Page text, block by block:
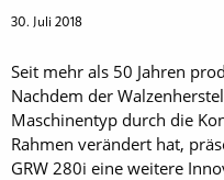
30. Juli 2018
Seit mehr als 50 Jahren
Nachdem der
Maschinentyp durch die
Rahmen verändert hat,
GRW 280i eine weitere